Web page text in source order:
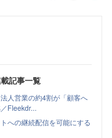
記事一覧
人営業の約4割が「顧客へ
Fleekdr...
への継続配信を可能にする